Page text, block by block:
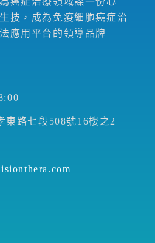
技，成為免疫細胞癌症治
應用平台的領導品牌
東路七段508號16樓之2